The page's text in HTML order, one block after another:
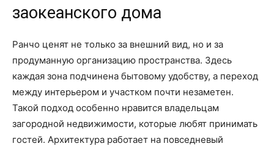
заокеанского дома
Ранчо ценят не только за внешний вид, но и за
продуманную организацию пространства. Здесь
каждая зона подчинена бытовому удобству, а переход
между интерьером и участком почти незаметен.
Такой подход особенно нравится владельцам
загородной недвижимости, которые любят принимать
гостей. Архитектура работает на повседневый